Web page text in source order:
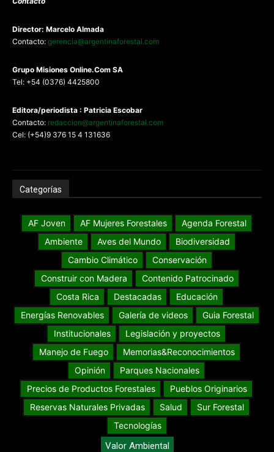
Director: Marcelo Almada
Contacto: gerencia@argentinaforestal.com
Grupo Misiones Online.Com SA
Tel: +54 (0376) 4425800
Editora/periodista : Patricia Escobar
Contacto: redaccion@argentinaforestal.com
Cel: (+54)9 376 15 4 131636
Categorías
AF Joven AF Mujeres Forestales
Agenda Forestal
Ambiente
Aves del Mundo
Biodiversidad
Cambio Climático
Conservación
Construir con Madera
Contenido Patrocinado
Costa Rica
Destacadas
Educación
Energías Renovables
Galería de videos
Guia Forestal
Institucionales
Legislación y proyectos
Manejo de Fuego
Memorias&Reconocimientos
Opinión
Parques Nacionales
Precios de Productos Forestales
Pueblos Originarios
Reservas Naturales Privadas
Salud
Sur Forestal
Tecnologías
Valor Ambiental